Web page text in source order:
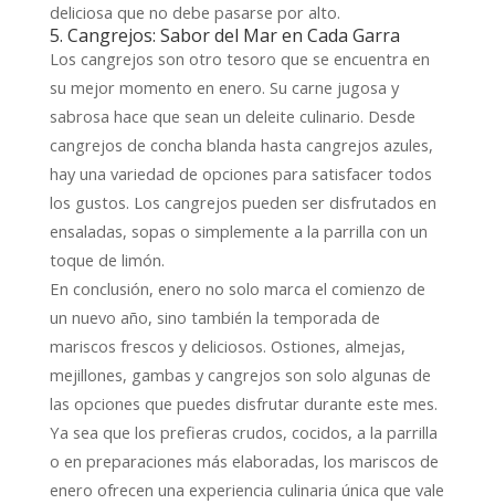
deliciosa que no debe pasarse por alto.
5. Cangrejos: Sabor del Mar en Cada Garra
Los cangrejos son otro tesoro que se encuentra en
su mejor momento en enero. Su carne jugosa y
sabrosa hace que sean un deleite culinario. Desde
cangrejos de concha blanda hasta cangrejos azules,
hay una variedad de opciones para satisfacer todos
los gustos. Los cangrejos pueden ser disfrutados en
ensaladas, sopas o simplemente a la parrilla con un
toque de limón.
En conclusión, enero no solo marca el comienzo de
un nuevo año, sino también la temporada de
mariscos frescos y deliciosos. Ostiones, almejas,
mejillones, gambas y cangrejos son solo algunas de
las opciones que puedes disfrutar durante este mes.
Ya sea que los prefieras crudos, cocidos, a la parrilla
o en preparaciones más elaboradas, los mariscos de
enero ofrecen una experiencia culinaria única que vale